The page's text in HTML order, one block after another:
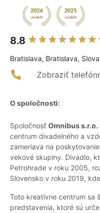
8.8
Bratislava, Bratislava,
Zobraziť
O spoločnosti:
Spoločnosť Omnibus s.r.o.
centrum divadelného a
zameriava na
vekové skupiny. Divadlo,
Petrohrade v roku 2005,
Slovensko v roku 2019,
Toto kreatívne centrum sa
predstavenia, ktoré sú